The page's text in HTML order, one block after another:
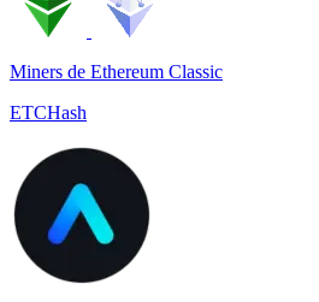
Miners de Ethereum Classic
ETCHash